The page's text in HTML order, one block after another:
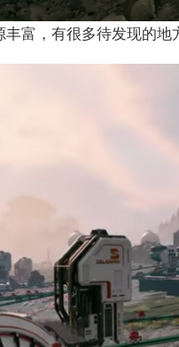
富，有很多待发现的